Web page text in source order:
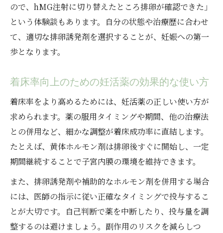
ので、hMG注射に切り替えたところ排卵が確認できた」
という体験談もあります。自分の状態や治療歴に合わせ
て、適切な排卵誘発剤を選択することが、妊娠への第一
歩となります。
着床率向上のための妊活薬の効果的な使い方
着床率をより高めるためには、妊活薬の正しい使い方が
求められます。薬の服用タイミングや期間、他の治療法
との併用など、細かな調整が着床成功率に直結します。
たとえば、黄体ホルモン剤は排卵後すぐに開始し、一定
期間継続することで子宮内膜の環境を維持できます。
また、排卵誘発剤や補助的なホルモン剤を併用する場合
には、医師の指示に従い正確なタイミングで投与するこ
とが大切です。自己判断で薬を中断したり、投与量を調
整するのは避けましょう。副作用のリスクを減らしつ